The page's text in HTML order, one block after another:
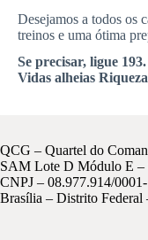
Desejamos a todos os
treinos e uma ótima
Se precisar, ligue 193.
Vidas alheias
QCG – Quartel do
SAM Lote D Módulo E –
CNPJ – 08.977.914/
Brasília – Distrito Federal